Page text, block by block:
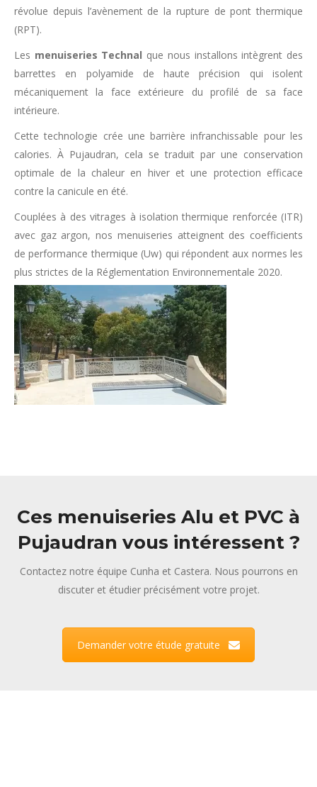
révolue depuis l’avènement de la rupture de pont thermique
(RPT).
Les menuiseries Technal que nous installons intègrent des
barrettes en polyamide de haute précision qui isolent
mécaniquement la face extérieure du profilé de sa face
intérieure.
Cette technologie crée une barrière infranchissable pour les
calories. À Pujaudran, cela se traduit par une conservation
optimale de la chaleur en hiver et une protection efficace
contre la canicule en été.
Couplées à des vitrages à isolation thermique renforcée (ITR)
avec gaz argon, nos menuiseries atteignent des coefficients
de performance thermique (Uw​) qui répondent aux normes les
plus strictes de la Réglementation Environnementale 2020.
Ces menuiseries Alu et PVC à
Pujaudran vous intéressent ?
Contactez notre équipe Cunha et Castera. Nous pourrons en
discuter et étudier précisément votre projet.
Demander votre étude gratuite